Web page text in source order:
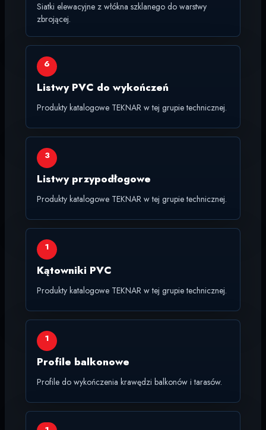
Siatki elewacyjne z włókna szklanego do warstwy
zbrojącej.
6
Listwy PVC do wykończeń
Produkty katalogowe TEKNAR w tej grupie technicznej.
3
Listwy przypodłogowe
Produkty katalogowe TEKNAR w tej grupie technicznej.
1
Kątowniki PVC
Produkty katalogowe TEKNAR w tej grupie technicznej.
1
Profile balkonowe
Profile do wykończenia krawędzi balkonów i tarasów.